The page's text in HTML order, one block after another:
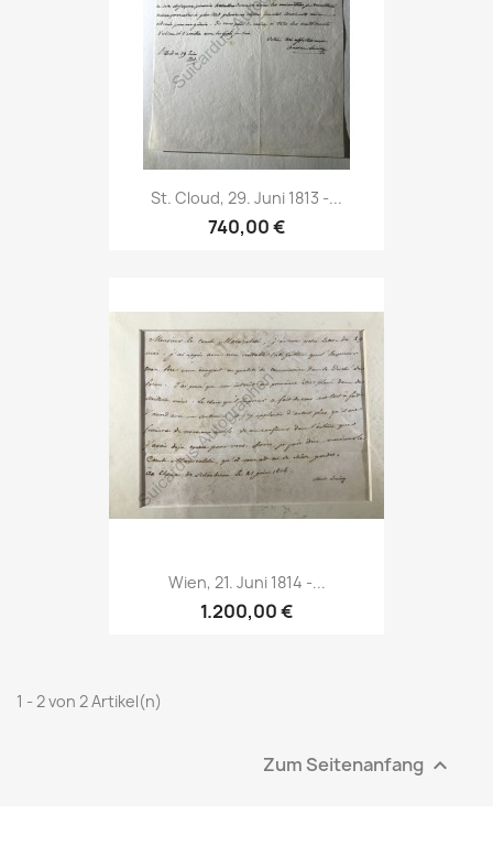
St. Cloud, 29. Juni 1813 -...
740,00 €
Wien, 21. Juni 1814 -...
1.200,00 €
1 - 2 von 2 Artikel(n)
Zum Seitenanfang 